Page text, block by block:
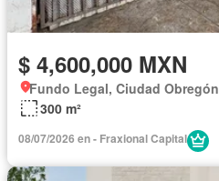
$ 4,600,000 MXN
Fundo Legal, Ciudad Obregón
300 m²
08/07/2026 en - Fraxional Capital